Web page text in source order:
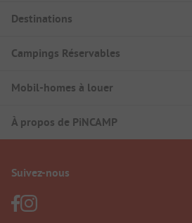
Destinations
Campings Réservables
Mobil-homes à louer
À propos de PiNCAMP
Suivez-nous